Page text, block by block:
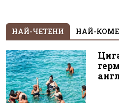
НАЙ-ЧЕТЕНИ НАЙ-